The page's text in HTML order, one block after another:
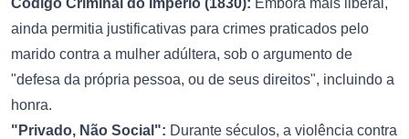
Código Criminal do Império (1830): Embora mais liberal,
ainda permitia justificativas para crimes praticados pelo
marido contra a mulher adúltera, sob o argumento de
"defesa da própria pessoa, ou de seus direitos", incluindo a
honra.
"Privado, Não Social": Durante séculos, a violência contra